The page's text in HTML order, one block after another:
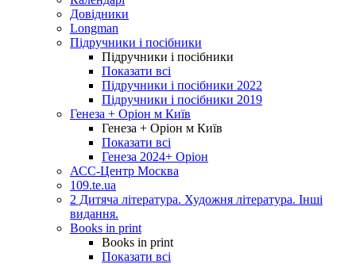
Довідники
Longman
Підручники і посібники
Підручники і посібники
Показати всі
Підручники і посібники 2022
Підручники і посібники 2019
Генеза + Оріон м Київ
Генеза + Оріон м Київ
Показати всі
Генеза 2024+ Оріон
АСС-Центр Москва
109.te.ua
2 Дитяча література. Художня література. Інші
видання.
Books in print
Books in print
Показати всі